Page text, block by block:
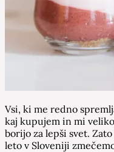
Vsi, ki me redno
kaj kupujem in mi
borijo za lepši svet.
leto v Sloveniji